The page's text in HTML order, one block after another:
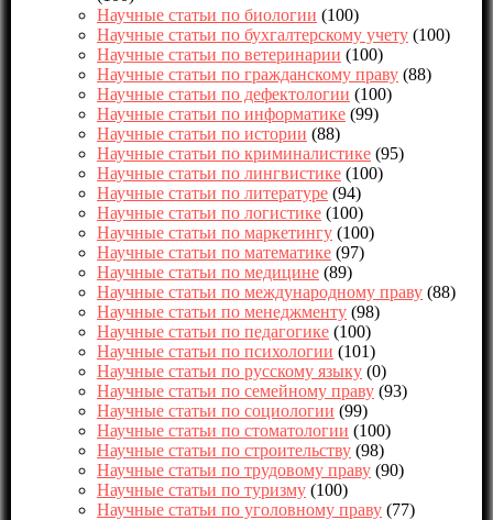
Научные статьи по биологии (100)
Научные статьи по бухгалтерскому учету (100)
Научные статьи по ветеринарии (100)
Научные статьи по гражданскому праву (88)
Научные статьи по дефектологии (100)
Научные статьи по информатике (99)
Научные статьи по истории (88)
Научные статьи по криминалистике (95)
Научные статьи по лингвистике (100)
Научные статьи по литературе (94)
Научные статьи по логистике (100)
Научные статьи по маркетингу (100)
Научные статьи по математике (97)
Научные статьи по медицине (89)
Научные статьи по международному праву (88)
Научные статьи по менеджменту (98)
Научные статьи по педагогике (100)
Научные статьи по психологии (101)
Научные статьи по русскому языку (0)
Научные статьи по семейному праву (93)
Научные статьи по социологии (99)
Научные статьи по стоматологии (100)
Научные статьи по строительству (98)
Научные статьи по трудовому праву (90)
Научные статьи по туризму (100)
Научные статьи по уголовному праву (77)